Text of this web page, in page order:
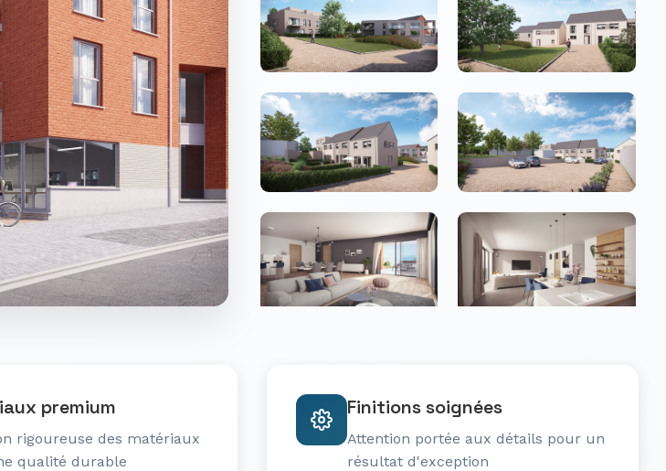
premium
rigoureuse des matériaux
qualité durable
Finitions soignées
Attention portée aux détails pour un
résultat d'exception